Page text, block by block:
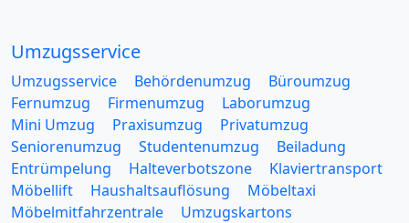
Umzugsservice
Umzugsservice Behördenumzug
Büroumzug
Fernumzug
Firmenumzug
Laborumzug
Mini Umzug
Praxisumzug
Privatumzug
Seniorenumzug
Studentenumzug
Beiladung
Entrümpelung
Halteverbotszone
Klaviertransport
Möbellift
Haushaltsauflösung
Möbeltaxi
Möbelmitfahrzentrale
Umzugskartons